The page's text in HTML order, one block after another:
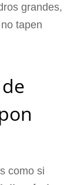
grandes,
tapen
como si